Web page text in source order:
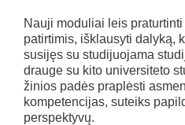
Nauji moduliai leis
patirtimis, išklausyti dalyką,
susijęs su studijuojama
drauge su kito universiteto
žinios padės praplėsti
kompetencijas, suteiks
perspektyvų.